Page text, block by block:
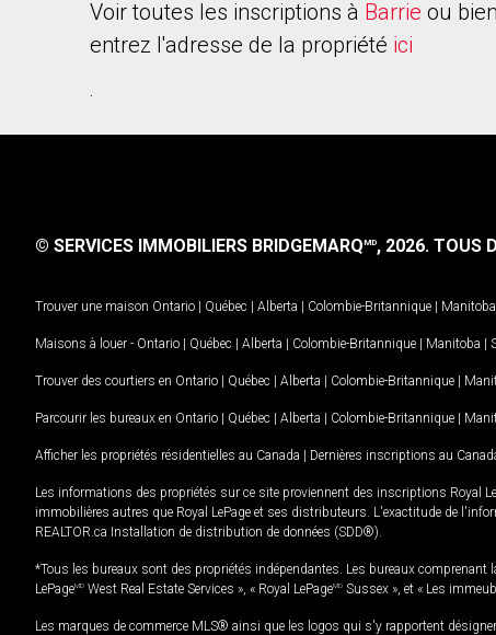
Voir toutes les inscriptions à Barrie ou bien
entrez l'adresse de la propriété ici
.
© SERVICES IMMOBILIERS BRIDGEMARQMD, 2026. TOUS
Trouver une maison Ontario | Québec | Alberta | Colombie-Britannique | Manitoba
Maisons à louer - Ontario | Québec | Alberta | Colombie-Britannique | Manitoba |
Trouver des courtiers en Ontario | Québec | Alberta | Colombie-Britannique |
Parcourir les bureaux en Ontario | Québec | Alberta | Colombie-Britannique |
Afficher les propriétés résidentielles au Canada | Dernières inscriptions au
Les informations des propriétés sur ce site proviennent des inscriptions Royal
immobilières autres que Royal LePage et ses distributeurs. L'exactitude de
REALTOR.ca Installation de distribution de données (SDD®).
*Tous les bureaux sont des propriétés indépendantes. Les bureaux comprenant
LePageMD West Real Estate Services », « Royal LePageMD Sussex », et « Les
Les marques de commerce MLS® ainsi que les logos qui s'y rapportent